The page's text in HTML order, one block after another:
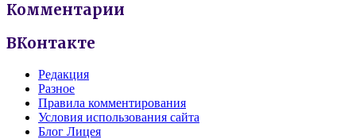
Комментарии
ВКонтакте
Редакция
Разное
Правила комментирования
Условия использования сайта
Блог Лицея